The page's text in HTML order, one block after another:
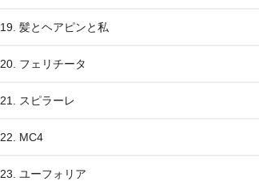
19. 髪とヘアピンと私
20. フェリチータ
21. スピラーレ
22. MC4
23. ユーフォリア